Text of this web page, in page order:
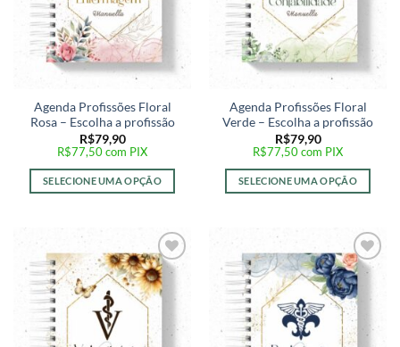
Agenda Profissões Floral
Rosa – Escolha a profissão
R$79,90
R$77,50com PIX
SELECIONE UMA OPÇÃO
Agenda Profissões Floral
Verde – Escolha a profissão
R$79,90
R$77,50com PIX
SELECIONE UMA OPÇÃO
Adicionar
a lista de
desejos
Adicionar
a lista de
desejos